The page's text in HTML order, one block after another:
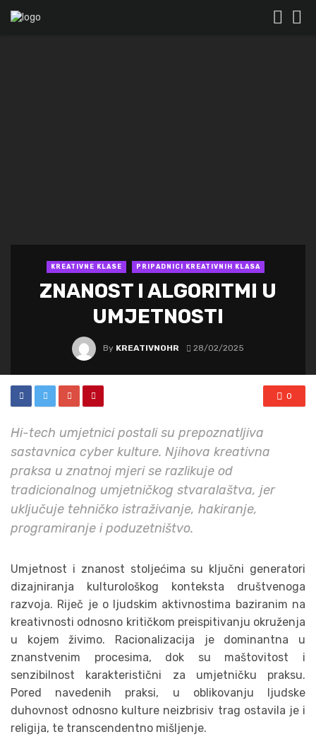
KREATIVNE KLASE PRIPADNICI KREATIVNIH KLASA
ZNANOST I ALGORITMI U
UMJETNOSTI
By KREATIVNOHR 28/02/2025
0
Hi-tech umjetnici postali su prepoznatljiva
sastavnica cyber kulture. Njihova kreativna
praksa u znatnoj mjeri se razlikuje od
tradicionalnog umjetničkog stvaralaštva, jer
uključuje tehničko istraživanje, hakiranje,
programiranje i poduzetništvo.
Umjetnost i znanost stoljećima su ključni generatori
dizajniranja kulturološkog konteksta društvenoga
razvoja. Riječ je o ljudskim aktivnostima baziranim na
kreativnosti odnosno kritičkom preispitivanju okruženja
u kojem živimo. Racionalizacija je dominantna u
znanstvenim procesima, dok su maštovitost i
senzibilnost karakteristični za umjetničku praksu.
Pored navedenih praksi, u oblikovanju ljudske
duhovnost odnosno kulture neizbrisiv trag ostavila je i
religija, te transcendentno mišljenje.